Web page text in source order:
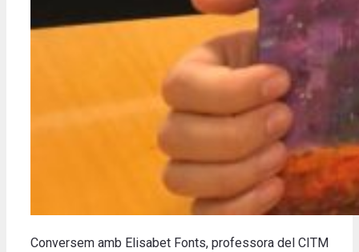
Conversem amb Elisabet Fonts, professora del CITM